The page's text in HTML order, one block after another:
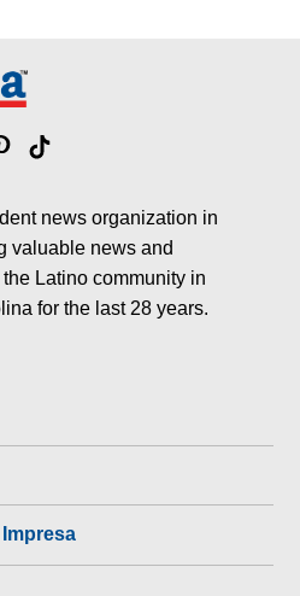
Tik
news organization in
valuable news and
Latino community in
for the last 28 years.